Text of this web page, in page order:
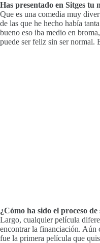
Has presentado en Sitges tu
Que es una comedia muy
de las que he hecho había
bueno eso iba medio en
puede ser feliz sin ser normal.
¿Cómo ha sido el proceso
Largo, cualquier película
encontrar la financiación. Aún
fue la primera película que